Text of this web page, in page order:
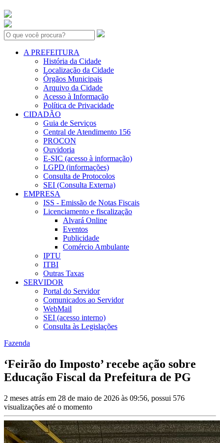
Search:
A PREFEITURA
História da Cidade
Localização da Cidade
Órgãos Municipais
Arquivo da Cidade
Acesso à Informação
Política de Privacidade
CIDADÃO
Guia de Serviços
Central de Atendimento 156
PROCON
Ouvidoria
E-SIC (acesso à informação)
LGPD (informações)
Consulta de Protocolos
SEI (Consulta Externa)
EMPRESA
ISS - Emissão de Notas Fiscais
Licenciamento e fiscalização
Alvará Online
Eventos
Publicidade
Comércio Ambulante
IPTU
ITBI
Outras Taxas
SERVIDOR
Portal do Servidor
Comunicados ao Servidor
WebMail
SEI (acesso interno)
Consulta às Legislações
Fazenda
‘Feirão do Imposto’ recebe ação sobre
Educação Fiscal da Prefeitura de PG
2 meses atrás em 28 de maio de 2026 às 09:56, possui 576
visualizações até o momento